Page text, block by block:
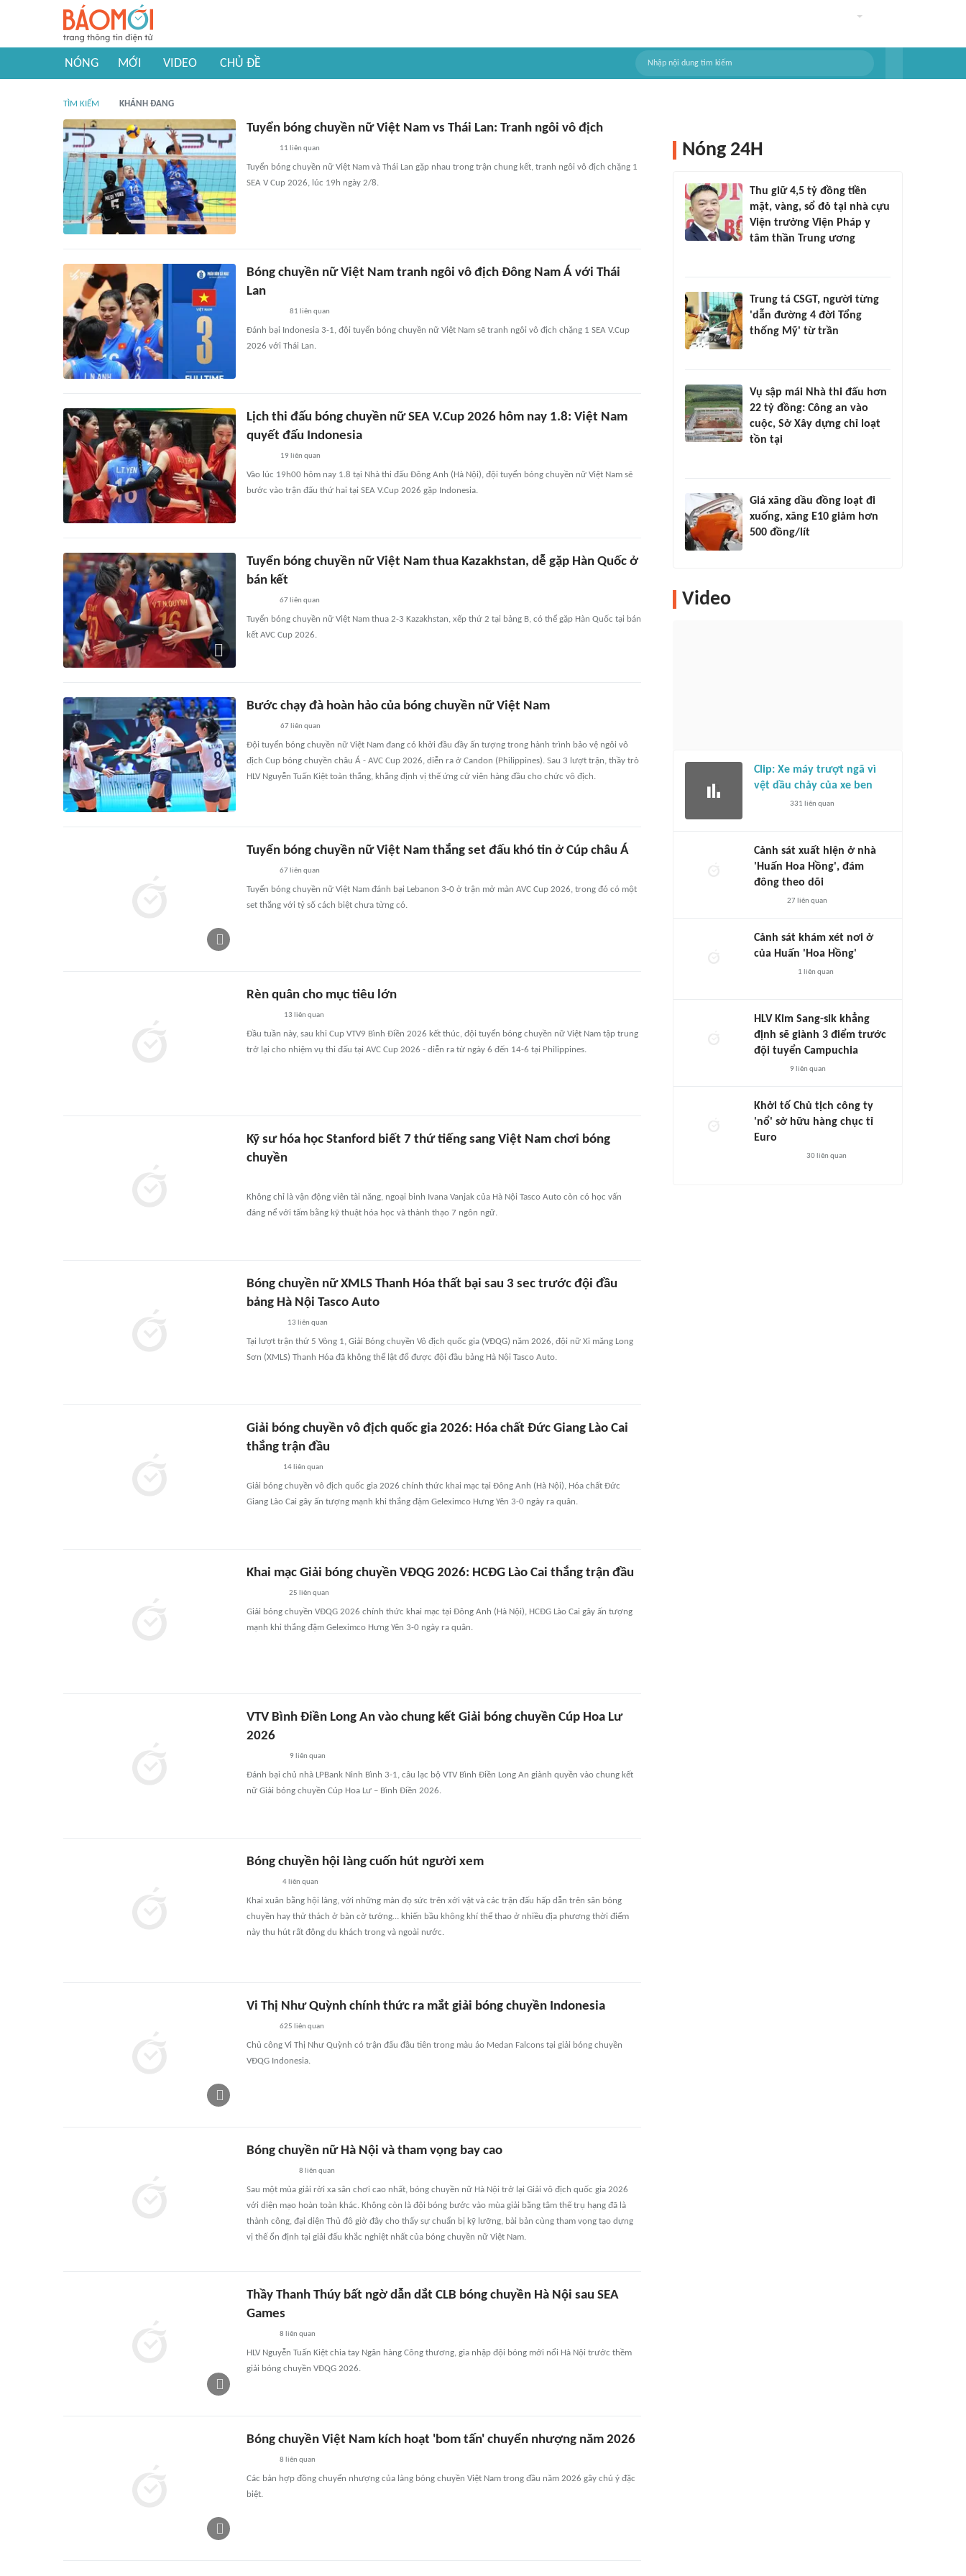
NÓNG MỚI VIDEO CHỦ ĐỀ
TÌM KIẾM KHÁNH ĐANG
Tuyển bóng chuyền nữ Việt Nam vs Thái Lan: Tranh ngôi vô địch
11 liên quan
Tuyển bóng chuyền nữ Việt Nam và Thái Lan gặp nhau trong trận chung kết, tranh ngôi vô địch chặng 1
SEA V Cup 2026, lúc 19h ngày 2/8.
Bóng chuyền nữ Việt Nam tranh ngôi vô địch Đông Nam Á với Thái
Lan
81 liên quan
Đánh bại Indonesia 3-1, đội tuyển bóng chuyền nữ Việt Nam sẽ tranh ngôi vô địch chặng 1 SEA V.Cup
2026 với Thái Lan.
Lịch thi đấu bóng chuyền nữ SEA V.Cup 2026 hôm nay 1.8: Việt Nam
quyết đấu Indonesia
19 liên quan
Vào lúc 19h00 hôm nay 1.8 tại Nhà thi đấu Đông Anh (Hà Nội), đội tuyển bóng chuyền nữ Việt Nam sẽ
bước vào trận đấu thứ hai tại SEA V.Cup 2026 gặp Indonesia.
Tuyển bóng chuyền nữ Việt Nam thua Kazakhstan, dễ gặp Hàn Quốc ở
bán kết
67liên quan
Tuyển bóng chuyền nữ Việt Nam thua 2-3 Kazakhstan, xếp thứ 2 tại bảng B, có thể gặp Hàn Quốc tại bán
kết AVC Cup 2026.
Bước chạy đà hoàn hảo của bóng chuyền nữ Việt Nam
67liên quan
Đội tuyển bóng chuyền nữ Việt Nam đang có khởi đầu đầy ấn tượng trong hành trình bảo vệ ngôi vô
địch Cup bóng chuyền châu Á - AVC Cup 2026, diễn ra ở Candon (Philippines). Sau 3 lượt trận, thầy trò
HLV Nguyễn Tuấn Kiệt toàn thắng, khẳng định vị thế ứng cử viên hàng đầu cho chức vô địch.
Tuyển bóng chuyền nữ Việt Nam thắng set đấu khó tin ở Cúp châu Á
67liên quan
Tuyển bóng chuyền nữ Việt Nam đánh bại Lebanon 3-0 ở trận mở màn AVC Cup 2026, trong đó có một
set thắng với tỷ số cách biệt chưa từng có.
Rèn quân cho mục tiêu lớn
13 liên quan
Đầu tuần này, sau khi Cup VTV9 Bình Điền 2026 kết thúc, đội tuyển bóng chuyền nữ Việt Nam tập trung
trở lại cho nhiệm vụ thi đấu tại AVC Cup 2026 - diễn ra từ ngày 6 đến 14-6 tại Philippines.
Kỹ sư hóa học Stanford biết 7 thứ tiếng sang Việt Nam chơi bóng
chuyền
Không chỉ là vận động viên tài năng, ngoại binh Ivana Vanjak của Hà Nội Tasco Auto còn có học vấn
đáng nể với tấm bằng kỹ thuật hóa học và thành thạo 7 ngôn ngữ.
Bóng chuyền nữ XMLS Thanh Hóa thất bại sau 3 sec trước đội đầu
bảng Hà Nội Tasco Auto
13 liên quan
Tại lượt trận thứ 5 Vòng 1, Giải Bóng chuyền Vô địch quốc gia (VĐQG) năm 2026, đội nữ Xi măng Long
Sơn (XMLS) Thanh Hóa đã không thể lật đổ được đội đầu bảng Hà Nội Tasco Auto.
Giải bóng chuyền vô địch quốc gia 2026: Hóa chất Đức Giang Lào Cai
thắng trận đầu
14 liên quan
Giải bóng chuyền vô địch quốc gia 2026 chính thức khai mạc tại Đông Anh (Hà Nội), Hóa chất Đức
Giang Lào Cai gây ấn tượng mạnh khi thắng đậm Geleximco Hưng Yên 3-0 ngày ra quân.
Khai mạc Giải bóng chuyền VĐQG 2026: HCĐG Lào Cai thắng trận đầu
25 liên quan
Giải bóng chuyền VĐQG 2026 chính thức khai mạc tại Đông Anh (Hà Nội), HCĐG Lào Cai gây ấn tượng
mạnh khi thắng đậm Geleximco Hưng Yên 3-0 ngày ra quân.
VTV Bình Điền Long An vào chung kết Giải bóng chuyền Cúp Hoa Lư
2026
9 liên quan
Đánh bại chủ nhà LPBank Ninh Bình 3-1, câu lạc bộ VTV Bình Điền Long An giành quyền vào chung kết
nữ Giải bóng chuyền Cúp Hoa Lư – Bình Điền 2026.
Bóng chuyền hội làng cuốn hút người xem
4 liên quan
Khai xuân bằng hội làng, với những màn đọ sức trên xới vật và các trận đấu hấp dẫn trên sân bóng
chuyền hay thử thách ở bàn cờ tướng… khiến bầu không khí thể thao ở nhiều địa phương thời điểm
này thu hút rất đông du khách trong và ngoài nước.
Vi Thị Như Quỳnh chính thức ra mắt giải bóng chuyền Indonesia
625 liên quan
Chủ công Vi Thị Như Quỳnh có trận đấu đầu tiên trong màu áo Medan Falcons tại giải bóng chuyền
VĐQG Indonesia.
Bóng chuyền nữ Hà Nội và tham vọng bay cao
8 liên quan
Sau một mùa giải rời xa sân chơi cao nhất, bóng chuyền nữ Hà Nội trở lại Giải vô địch quốc gia 2026
với diện mạo hoàn toàn khác. Không còn là đội bóng bước vào mùa giải bằng tâm thế trụ hạng đã là
thành công, đại diện Thủ đô giờ đây cho thấy sự chuẩn bị kỹ lưỡng, bài bản cùng tham vọng tạo dựng
vị thế ổn định tại giải đấu khắc nghiệt nhất của bóng chuyền nữ Việt Nam.
Thầy Thanh Thúy bất ngờ dẫn dắt CLB bóng chuyền Hà Nội sau SEA
Games
8 liên quan
HLV Nguyễn Tuấn Kiệt chia tay Ngân hàng Công thương, gia nhập đội bóng mới nổi Hà Nội trước thềm
giải bóng chuyền VĐQG 2026.
Bóng chuyền Việt Nam kích hoạt 'bom tấn' chuyển nhượng năm 2026
8 liên quan
Các bản hợp đồng chuyển nhượng của làng bóng chuyền Việt Nam trong đầu năm 2026 gây chú ý đặc
biệt.
Nóng 24H
Thu giữ 4,5 tỷ đồng tiền
mặt, vàng, sổ đỏ tại nhà cựu
Viện trưởng Viện Pháp y
tâm thần Trung ương
Trung tá CSGT, người từng
'dẫn đường 4 đời Tổng
thống Mỹ' từ trần
Vụ sập mái Nhà thi đấu hơn
22 tỷ đồng: Công an vào
cuộc, Sở Xây dựng chỉ loạt
tồn tại
Giá xăng dầu đồng loạt đi
xuống, xăng E10 giảm hơn
500 đồng/lít
Video
Clip: Xe máy trượt ngã vì
vệt dầu chảy của xe ben
331 liên quan
Cảnh sát xuất hiện ở nhà
'Huấn Hoa Hồng', đám
đông theo dõi
27liên quan
Cảnh sát khám xét nơi ở
của Huấn 'Hoa Hồng'
1 liên quan
HLV Kim Sang-sik khẳng
định sẽ giành 3 điểm trước
đội tuyển Campuchia
9 liên quan
Khởi tố Chủ tịch công ty
'nổ' sở hữu hàng chục tỉ
Euro
30liên quan